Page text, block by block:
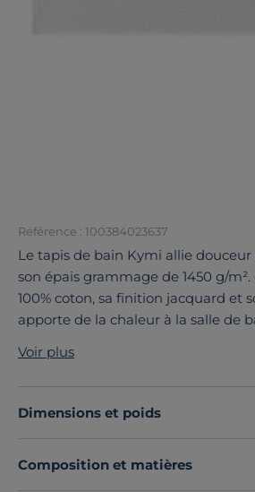
Référence : 100384023637
Le tapis de bain Kymi allie
son épais grammage de 1450 g/
100% coton, sa finition jacquard et
apporte de la chaleur à la salle de
Voir plus
Dimensions et poids
Composition et matières